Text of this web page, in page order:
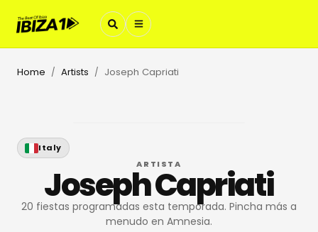
Home / Artists / Joseph Capriati
Italy
ARTISTA
Joseph Capriati
20 fiestas programadas esta temporada. Pincha más a
menudo en Amnesia.